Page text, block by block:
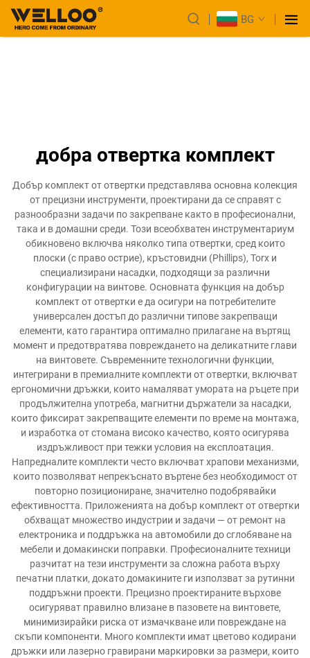
BG
добра отвертка комплект
Добър комплект от отвертки представлява основна колекция
от прецизни инструменти, проектирани да се справят с
разнообразни задачи по закрепване както в професионални,
така и в домашни среди. Този всеобхватен инструментариум
обикновено включва няколко типа отвертки, сред които
плоски (с право острие), кръстовидни (Phillips), Torx и
специализирани насадки, подходящи за различни
конфигурации на винтове. Основната функция на добър
комплект от отвертки е да осигури на потребителите
универсален достъп до различни типове закрепващи
елементи, като гарантира оптимално прилагане на въртящ
момент и предотвратява повреждането на деликатните глави
на винтовете. Съвременните технологични функции,
интегрирани в премиалните комплекти от отвертки, включват
ергономични дръжки, които намаляват умората на ръцете при
продължителна употреба, магнитни държатели за насадки,
които фиксират закрепващите елементи по време на монтажа,
и изработка от стомана високо качество, която осигурява
издръжливост при тежки условия на експлоатация.
Напредналите комплекти често включват храпови механизми,
които позволяват непрекъснато въртене без необходимост от
повторно позициониране, значително подобрявайки
ефективността. Приложенията на добър комплект от отвертки
обхващат множество индустрии и задачи — от ремонт на
електроника и поддръжка на автомобили до сглобяване на
мебели и домакински поправки. Професионалните техници
разчитат на тези инструменти за сложна работа върху
печатни платки, докато домакините ги използват за рутинни
поддръжни проекти. Прецизно проектираните върхове
осигуряват правилно влизане в пазовете на винтовете,
минимизирайки риска от измачкване или повреждане на
скъпи компоненти. Много комплекти имат цветово кодирани
дръжки или лазерно гравирани маркировки за размери, които